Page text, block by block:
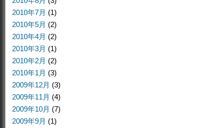
2010年7月 (1)
2010年5月 (2)
2010年4月 (2)
2010年3月 (1)
2010年2月 (2)
2010年1月 (3)
2009年12月 (3)
2009年11月 (4)
2009年10月 (7)
2009年9月 (1)